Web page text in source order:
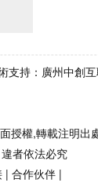
持：廣州中創
授權,轉載注明出
者依法必究
| 合作伙伴 |